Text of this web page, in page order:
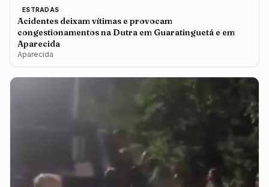
ESTRADAS
Acidentes deixam vítimas e provocam
congestionamentos na Dutra em Guaratinguetá e em
Aparecida
Aparecida